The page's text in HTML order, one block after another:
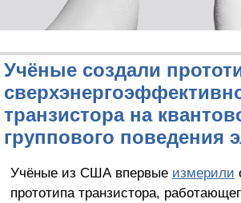
Учёные создали
транзистора на
группового поведения
Учёные из США впервые измерили
прототипа транзистора,